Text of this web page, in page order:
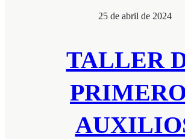
25 de abril de 2024
TALLER